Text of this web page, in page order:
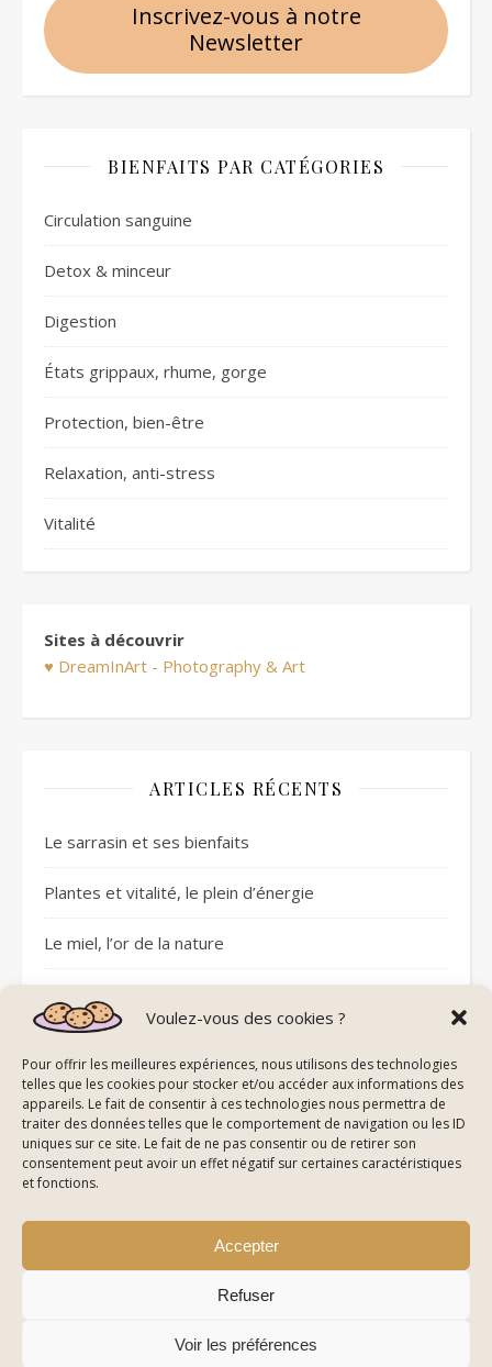
Voulez-vous des cookies ?
Pour offrir les meilleures expériences, nous utilisons des technologies
telles que les cookies pour stocker et/ou accéder aux informations des
appareils. Le fait de consentir à ces technologies nous permettra de
traiter des données telles que le comportement de navigation ou les ID
uniques sur ce site. Le fait de ne pas consentir ou de retirer son
consentement peut avoir un effet négatif sur certaines caractéristiques
et fonctions.
Accepter
Refuser
Voir les préférences
Inscrivez-vous à notre
Newsletter
BIENFAITS PAR CATÉGORIES
Circulation sanguine
Detox & minceur
Digestion
États grippaux, rhume, gorge
Protection, bien-être
Relaxation, anti-stress
Vitalité
Sites à découvrir
♥ DreamInArt - Photography & Art
ARTICLES RÉCENTS
Le sarrasin et ses bienfaits
Plantes et vitalité, le plein d’énergie
Le miel, l’or de la nature
© All Right Reserved Energie De La Nature
Mentions Légales
Plan du Site